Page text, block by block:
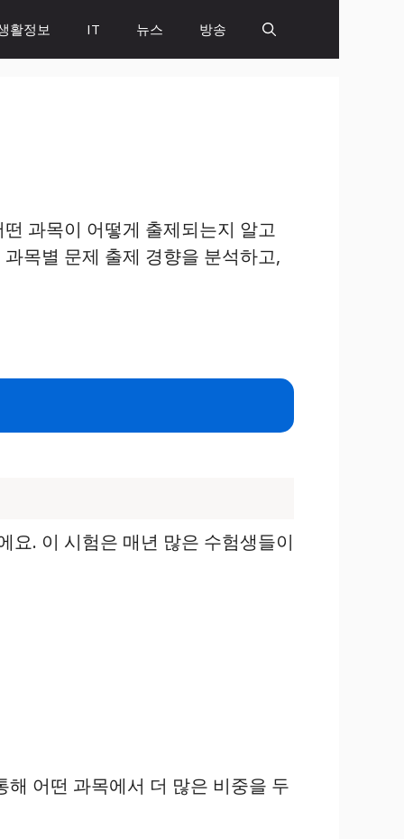
활정보 IT 뉴스 방송
과목이 어떻게 출제되는지 알고
목별 문제 출제 경향을 분석하고,
요. 이 시험은 매년 많은 수험생들이
어떤 과목에서 더 많은 비중을 두